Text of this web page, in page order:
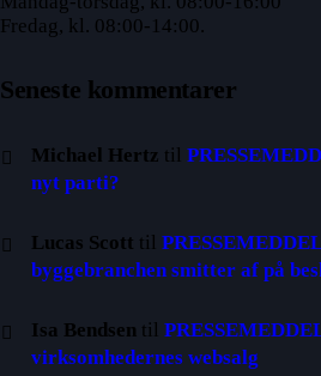
Fredag, kl. 08:00-14:00.
Seneste kommentarer
Michael Hertz til
nyt parti?
Lucas Scott til
byggebranchen smitter af på
Isa Bendsen til
virksomhedernes websalg